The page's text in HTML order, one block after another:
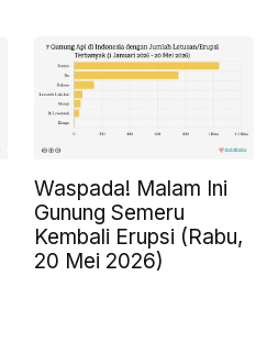
Waspada! Malam Ini
Gunung Semeru
Kembali Erupsi (Rabu,
20 Mei 2026)